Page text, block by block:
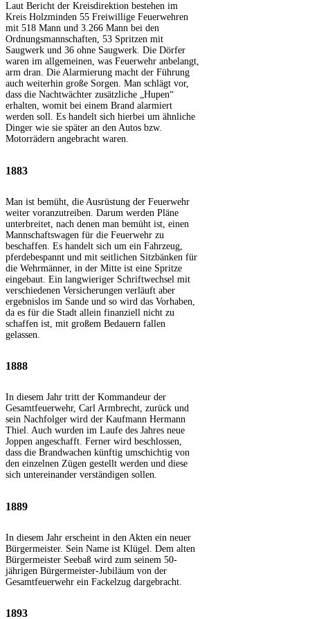
Laut Bericht der Kreisdirektion bestehen im
Kreis Holzminden 55 Freiwillige Feuerwehren
mit 518 Mann und 3.266 Mann bei den
Ordnungsmannschaften, 53 Spritzen mit
Saugwerk und 36 ohne Saugwerk. Die Dörfer
waren im allgemeinen, was Feuerwehr anbelangt,
arm dran. Die Alarmierung macht der Führung
auch weiterhin große Sorgen. Man schlägt vor,
dass die Nachtwächter zusätzliche „Hupen“
erhalten, womit bei einem Brand alarmiert
werden soll. Es handelt sich hierbei um ähnliche
Dinger wie sie später an den Autos bzw.
Motorrädern angebracht waren.
1883
Man ist bemüht, die Ausrüstung der Feuerwehr
weiter voranzutreiben. Darum werden Pläne
unterbreitet, nach denen man bemüht ist, einen
Mannschaftswagen für die Feuerwehr zu
beschaffen. Es handelt sich um ein Fahrzeug,
pferdebespannt und mit seitlichen Sitzbänken für
die Wehrmänner, in der Mitte ist eine Spritze
eingebaut. Ein langwieriger Schriftwechsel mit
verschiedenen Versicherungen verläuft aber
ergebnislos im Sande und so wird das Vorhaben,
da es für die Stadt allein finanziell nicht zu
schaffen ist, mit großem Bedauern fallen
gelassen.
1888
In diesem Jahr tritt der Kommandeur der
Gesamtfeuerwehr, Carl Armbrecht, zurück und
sein Nachfolger wird der Kaufmann Hermann
Thiel. Auch wurden im Laufe des Jahres neue
Joppen angeschafft. Ferner wird beschlossen,
dass die Brandwachen künftig umschichtig von
den einzelnen Zügen gestellt werden und diese
sich untereinander verständigen sollen.
1889
In diesem Jahr erscheint in den Akten ein neuer
Bürgermeister. Sein Name ist Klügel. Dem alten
Bürgermeister Seebaß wird zum seinem 50-
jährigen Bürgermeister-Jubiläum von der
Gesamtfeuerwehr ein Fackelzug dargebracht.
1893